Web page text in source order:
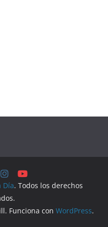
Día. Todos los derechos
Funciona con WordPress.